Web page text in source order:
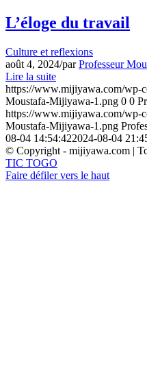
L’éloge du travail
Culture et reflexions
août 4, 2024/parProfesseur
Lire la suite
https://www.mijiyawa.com/wp-
Moustafa-Mijiyawa-1.png 0 0
https://www.mijiyawa.com/wp-
Moustafa-Mijiyawa-1.png
08-04 14:54:422024-08-04
© Copyright - mijiyawa.com |
TIC TOGO
Faire défiler vers le haut